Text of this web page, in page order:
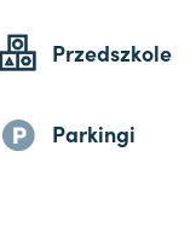
Przedszkole
Parkingi